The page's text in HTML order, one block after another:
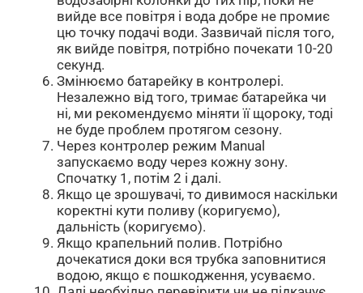
вийде все повітря і вода добре не промиє
цю точку подачі води. Зазвичай після того,
як вийде повітря, потрібно почекати 10-20
секунд.
Змінюємо батарейку в контролері.
Незалежно від того, тримає батарейка чи
ні, ми рекомендуємо міняти її щороку, тоді
не буде проблем протягом сезону.
Через контролер режим Manual
запускаємо воду через кожну зону.
Спочатку 1, потім 2 і далі.
Якщо це зрошувачі, то дивимося наскільки
коректні кути поливу (коригуємо),
дальність (коригуємо).
Якщо крапельний полив. Потрібно
дочекатися доки вся трубка заповнитися
водою, якщо є пошкодження, усуваємо.